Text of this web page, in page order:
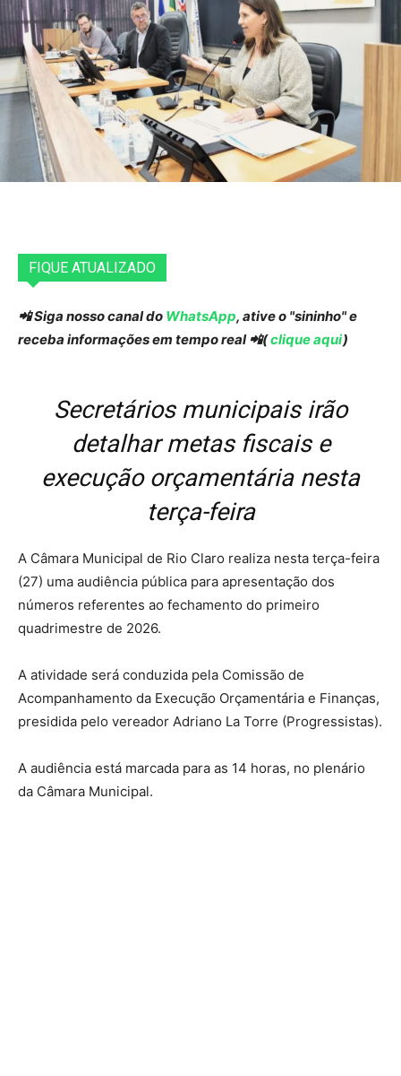
FIQUE ATUALIZADO
📲 Siga nosso canal do WhatsApp, ative o "sininho" e
receba informações em tempo real 📲(clique aqui)
Secretários municipais irão
detalhar metas fiscais e
execução orçamentária nesta
terça-feira
A Câmara Municipal de Rio Claro realiza nesta terça-feira
(27) uma audiência pública para apresentação dos
números referentes ao fechamento do primeiro
quadrimestre de 2026.
A atividade será conduzida pela Comissão de
Acompanhamento da Execução Orçamentária e Finanças,
presidida pelo vereador Adriano La Torre (Progressistas).
A audiência está marcada para as 14 horas, no plenário
da Câmara Municipal.